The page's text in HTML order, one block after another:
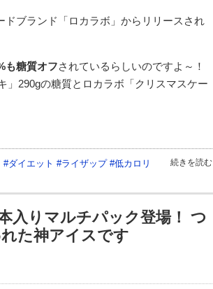
ブランド「ロカラボ」からリリースされ
も糖質オフされているらしいのですよ～！
」290gの糖質とロカラボ「クリスマスケー
続きを読む
#ダイエット #ライザップ#低カロリ
入りマルチパック登場！ つ
た神アイスです